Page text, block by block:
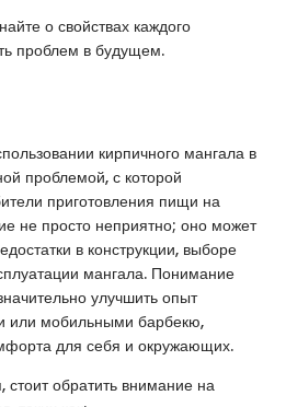
о свойствах каждого
проблем в будущем.
кирпичного мангала в
проблемой, с которой
приготовления пищи на
не просто неприятно; оно может
в конструкции, выборе
мангала. Понимание
улучшить опыт
или мобильными барбекю,
для себя и окружающих.
обратить внимание на